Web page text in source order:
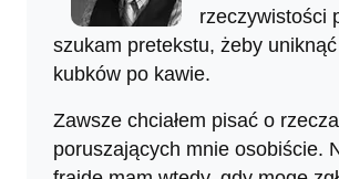
rzeczywistości
szukam pretekstu, żeby
kubków po kawie.
Zawsze chciałem pisać o
poruszających mnie osobiście.